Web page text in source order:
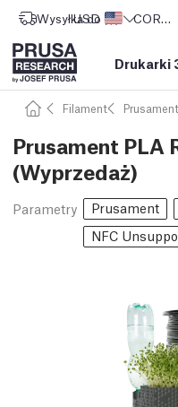
Wysyłka do Stany
USD ($) CORE One L: Już w sprzedaży!
Drukarki
Filament Prusament
Prusament PLA
(Wyprzedaż)
Parametry Prusament
NFC